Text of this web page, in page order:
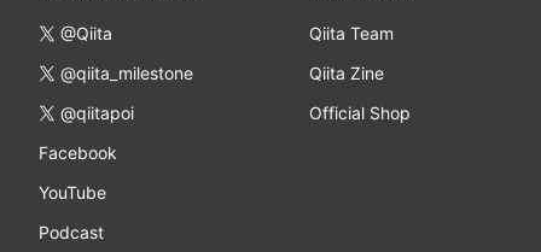
@Qiita
@qiita_milestone
@qiitapoi
Facebook
YouTube
Podcast
Qiita Team
Qiita Zine
Official Shop